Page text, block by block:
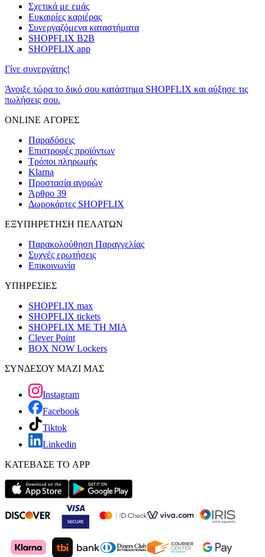
Σχετικά με εμάς
Ευκαιρίες καριέρας
Συνεργαζόμενα καταστήματα
SHOPFLIX B2B
SHOPFLIX app
Γίνε συνεργάτης!
Άνοιξε τώρα το δικό σου κατάστημα SHOPFLIX και αύξησε τις
πωλήσεις σου.
ONLINE ΑΓΟΡΕΣ
Παραδόσεις
Επιστροφές προϊόντων
Τρόποι πληρωμής
Klarna
Προστασία αγορών
Άρθρο 39
Δωροκάρτες SHOPFLIX
ΕΞΥΠΗΡΕΤΗΣΗ ΠΕΛΑΤΩΝ
Παρακολούθηση Παραγγελίας
Συχνές ερωτήσεις
Επικοινωνία
ΥΠΗΡΕΣΙΕΣ
SHOPFLIX max
SHOPFLIX tickets
SHOPFLIX ΜΕ ΤΗ ΜΙΑ
Clever Point
BOX NOW Lockers
ΣΥΝΔΕΣΟΥ ΜΑΖΙ ΜΑΣ
Instagram
Facebook
Tiktok
Linkedin
ΚΑΤΕΒΑΣΕ ΤΟ APP